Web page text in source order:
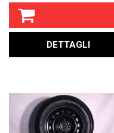
DETTAGLI